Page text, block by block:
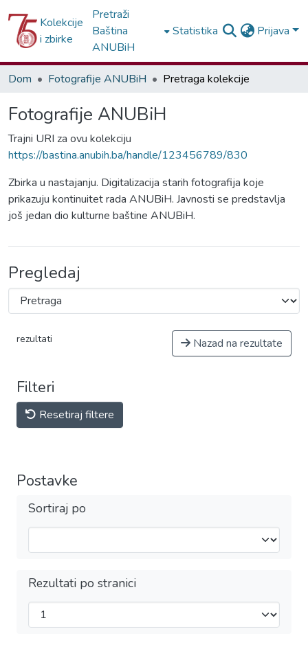
Kolekcije
i zbirke
Pretraži
Baština
ANUBiH
Statistika Prijava
Dom Fotografije ANUBiH Pretraga kolekcije
Fotografije ANUBiH
Trajni URI za ovu kolekciju
https://bastina.anubih.ba/handle/123456789/830
Zbirka u nastajanju. Digitalizacija starih fotografija koje
prikazuju kontinuitet rada ANUBiH. Javnosti se predstavlja
još jedan dio kulturne baštine ANUBiH.
Pregledaj
rezultati Nazad na rezultate
Filteri
Resetiraj filtere
Postavke
Sortiraj po
Rezultati po stranici